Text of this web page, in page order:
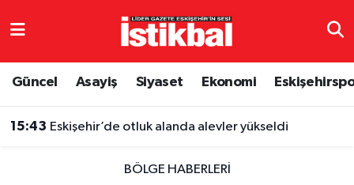
Güncel Asayiş Siyaset Ekonomi
15:43 Eskişehir’de otluk alanda alevler yükseldi
BÖLGE HABERLERI
Eskişehirspor
Eskişehir Nöbetçi Eczaneler